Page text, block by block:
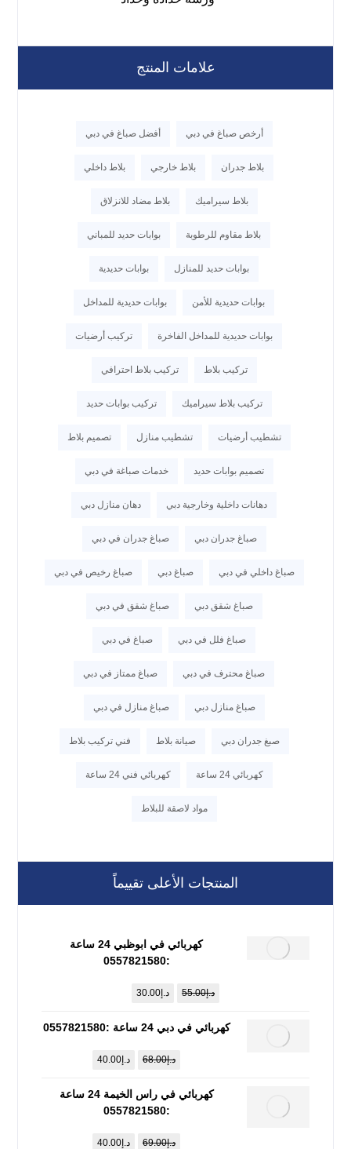
علامات المنتج
أرخص صباغ في دبي أفضل صباغ في دبي
بلاط جدران بلاط خارجي بلاط داخلي
بلاط سيراميك بلاط مضاد للانزلاق
بلاط مقاوم للرطوبة بوابات حديد للمباني
بوابات حديد للمنازل بوابات حديدية
بوابات حديدية للأمن بوابات حديدية للمداخل
بوابات حديدية للمداخل الفاخرة تركيب أرضيات
تركيب بلاط تركيب بلاط احترافي
تركيب بلاط سيراميك تركيب بوابات حديد
تشطيب أرضيات تشطيب منازل تصميم بلاط
تصميم بوابات حديد خدمات صباغة في دبي
دهانات داخلية وخارجية دبي دهان منازل دبي
صباغ جدران دبي صباغ جدران في دبي
صباغ داخلي في دبي صباغ دبي صباغ رخيص في دبي
صباغ شقق دبي صباغ شقق في دبي
صباغ فلل في دبي صباغ في دبي
صباغ محترف في دبي صباغ ممتاز في دبي
صباغ منازل دبي صباغ منازل في دبي
صبغ جدران دبي صيانة بلاط فني تركيب بلاط
كهربائي 24 ساعة كهربائي فني 24 ساعة
مواد لاصقة للبلاط
المنتجات الأعلى تقييماً
كهربائي في ابوظبي 24 ساعة
:0557821580
د.إ55.00 د.إ30.00
كهربائي في دبي 24 ساعة :0557821580
د.إ68.00 د.إ40.00
كهربائي في راس الخيمة 24 ساعة
:0557821580
د.إ69.00 د.إ40.00